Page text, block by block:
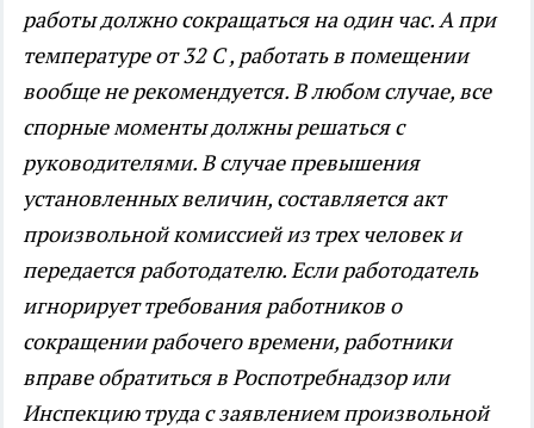
работы должно сокращаться на один час. А при
температуре от 32 С , работать в помещении
вообще не рекомендуется. В любом случае, все
спорные моменты должны решаться с
руководителями. В случае превышения
установленных величин, составляется акт
произвольной комиссией из трех человек и
передается работодателю. Если работодатель
игнорирует требования работников о
сокращении рабочего времени, работники
вправе обратиться в Роспотребнадзор или
Инспекцию труда с заявлением произвольной